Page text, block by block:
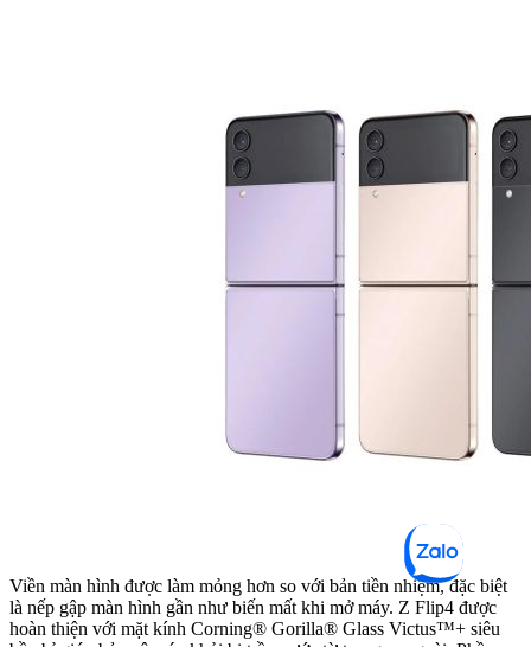
Viền màn hình được làm mỏng hơn so với bản tiền nhiệm, đặc biệt
là nếp gập màn hình gần như biến mất khi mở máy. Z Flip4 được
hoàn thiện với mặt kính Corning® Gorilla® Glass Victus™+ siêu